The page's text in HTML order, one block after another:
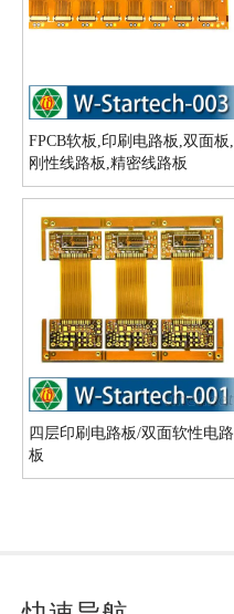
FPCB软板,印刷电路板,双面板,
刚性线路板,精密线路板
四层印刷电路板/双面软性电路
板